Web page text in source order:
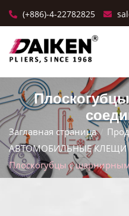
(+886)-4-22782825
Заглавная страница
АВТОМОБИЛЬНЫЕ КЛЕЩИ
Плоскогубцы с